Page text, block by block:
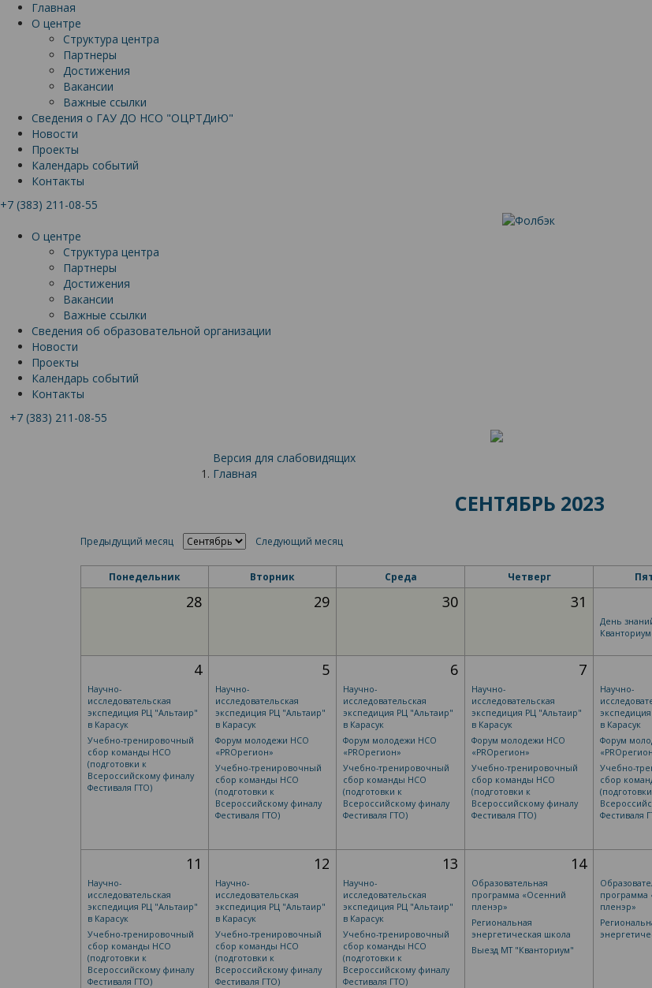
Главная
О центре
Структура центра
Партнеры
Достижения
Вакансии
Важные ссылки
Сведения о ГАУ ДО НСО "ОЦРТДиЮ"
Новости
Проекты
Календарь событий
Контакты
+7 (383) 211-08-55
О центре
Структура центра
Партнеры
Достижения
Вакансии
Важные ссылки
Сведения об образовательной организации
Новости
Проекты
Календарь событий
Контакты
+7 (383) 211-08-55
Версия для слабовидящих
Главная
СЕНТЯБРЬ 2023
Предыдущий месяц Следующий месяц
Понедельник Вторник Среда Четверг
28 29 30 31
День
4
Научно-
исследовательская
экспедиция РЦ "Альтаир"
в Карасук
Учебно-тренировочный
сбор команды НСО
(подготовки к
Всероссийскому финалу
Фестиваля ГТО)
5
Научно-
исследовательская
экспедиция РЦ "Альтаир"
в Карасук
Форум молодежи НСО
«РRОрегион»
Учебно-тренировочный
сбор команды НСО
(подготовки к
Всероссийскому финалу
Фестиваля ГТО)
6
Научно-
исследовательская
экспедиция РЦ "Альтаир"
в Карасук
Форум молодежи НСО
«РRОрегион»
Учебно-тренировочный
сбор команды НСО
(подготовки к
Всероссийскому финалу
Фестиваля ГТО)
7
Научно-
исследовательская
экспедиция РЦ "Альтаир"
в Карасук
Форум молодежи НСО
«РRОрегион»
Учебно-тренировочный
сбор команды НСО
(подготовки к
Всероссийскому финалу
Фестиваля ГТО)
Научно-
в Карасук
Форум
Учебно-
сбор
Фестиваля
11
Научно-
исследовательская
экспедиция РЦ "Альтаир"
в Карасук
Учебно-тренировочный
сбор команды НСО
(подготовки к
Всероссийскому финалу
Фестиваля ГТО)
12
Научно-
исследовательская
экспедиция РЦ "Альтаир"
в Карасук
Учебно-тренировочный
сбор команды НСО
(подготовки к
Всероссийскому финалу
Фестиваля ГТО)
13
Научно-
исследовательская
экспедиция РЦ "Альтаир"
в Карасук
Учебно-тренировочный
сбор команды НСО
(подготовки к
Всероссийскому финалу
Фестиваля ГТО)
14
Образовательная
программа «Осенний
пленэр»
Региональная
энергетическая школа
Выезд МТ "Кванториум"
программа
пленэр»